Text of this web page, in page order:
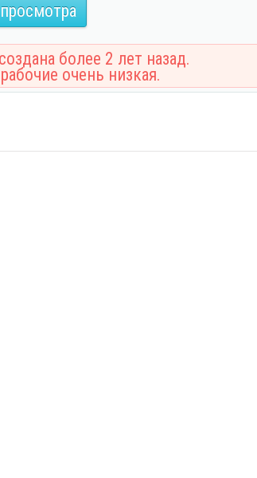
более 2 лет назад.
очень низкая.